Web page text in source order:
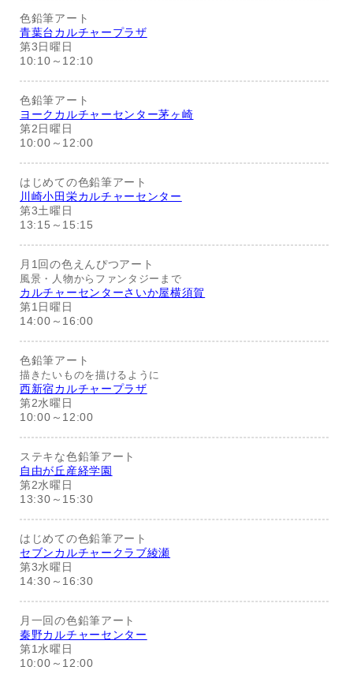
色鉛筆アート
青葉台カルチャープラザ
第3日曜日
10:10～12:10
色鉛筆アート
ヨークカルチャーセンター茅ヶ崎
第2日曜日
10:00～12:00
はじめての色鉛筆アート
川崎小田栄カルチャーセンター
第3土曜日
13:15～15:15
月1回の色えんぴつアート
風景・人物からファンタジーまで
カルチャーセンターさいか屋横須賀
第1日曜日
14:00～16:00
色鉛筆アート
描きたいものを描けるように
西新宿カルチャープラザ
第2水曜日
10:00～12:00
ステキな色鉛筆アート
自由が丘産経学園
第2水曜日
13:30～15:30
はじめての色鉛筆アート
セブンカルチャークラブ綾瀬
第3水曜日
14:30～16:30
月一回の色鉛筆アート
秦野カルチャーセンター
第1水曜日
10:00～12:00